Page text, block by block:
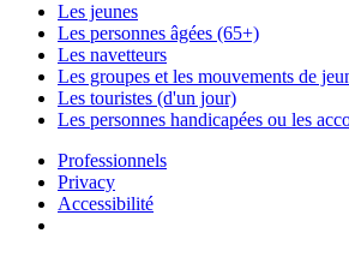
Les jeunes
Les personnes âgées (65+)
Les navetteurs
Les groupes et les mouvements de
Les touristes (d'un jour)
Les personnes handicapées ou les
Professionnels
Privacy
Accessibilité